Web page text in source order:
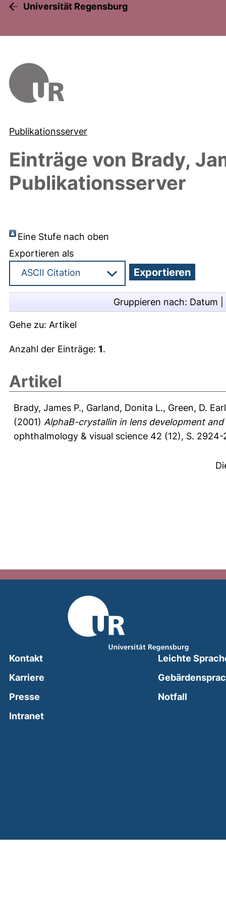
Universität Regensburg
Publikationsserver
Einträge von Brady,
Publikationsserver
Eine Stufe nach oben
Exportieren als
Gruppieren nach: Datum
Gehe zu: Artikel
Anzahl der Einträge: 1.
Artikel
Brady, James P., Garland, Donita L., Green, D. Earl
(2001) AlphaB-crystallin in lens development
ophthalmology & visual science 42 (12), S.
Kontakt
Karriere
Presse
Intranet(external link, opens in a new window)
Leichte
Notfall